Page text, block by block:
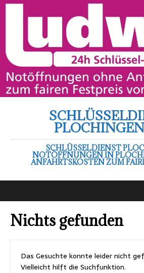
SCHLÜSSELDIENST
NOTÖFFNUNGEN IN
ANFAHRTSKOSTEN ZUM
Nichts gefunden
Das Gesuchte konnte leider nicht
Vielleicht hilft die Suchfunktion.